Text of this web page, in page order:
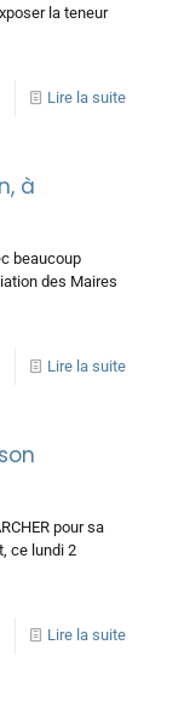
la teneur
Lire la suite
à
beaucoup
des Maires
Lire la suite
pour sa
ce lundi 2
Lire la suite